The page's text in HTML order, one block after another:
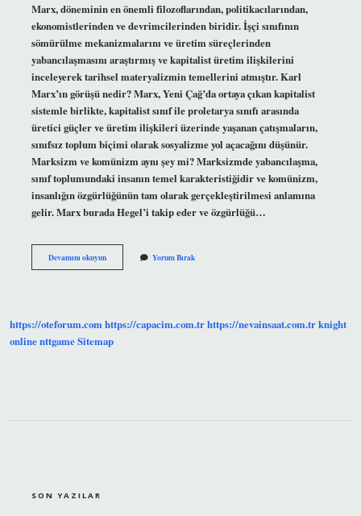
Marx, döneminin en önemli filozoflarından, politikacılarından,
ekonomistlerinden ve devrimcilerinden biridir. İşçi sınıfının
sömürülme mekanizmalarını ve üretim süreçlerinden
yabancılaşmasını araştırmış ve kapitalist üretim ilişkilerini
inceleyerek tarihsel materyalizmin temellerini atmıştır. Karl
Marx’ın görüşü nedir? Marx, Yeni Çağ’da ortaya çıkan kapitalist
sistemle birlikte, kapitalist sınıf ile proletarya sınıfı arasında
üretici güçler ve üretim ilişkileri üzerinde yaşanan çatışmaların,
sınıfsız toplum biçimi olarak sosyalizme yol açacağını düşünür.
Marksizm ve komünizm aynı şey mi? Marksizmde yabancılaşma,
sınıf toplumundaki insanın temel karakteristiğidir ve komünizm,
insanlığın özgürlüğünün tam olarak gerçekleştirilmesi anlamına
gelir. Marx burada Hegel’i takip eder ve özgürlüğü…
Devamını okuyunKarl
Marx
Yorum Bırak
https://oteforum.comhttps://capacim.com.trhttps://nevainsaat.com.trknight
onlinenttgameSitemap
SON YAZILAR